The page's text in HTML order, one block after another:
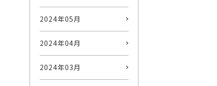
2024年05月
2024年04月
2024年03月